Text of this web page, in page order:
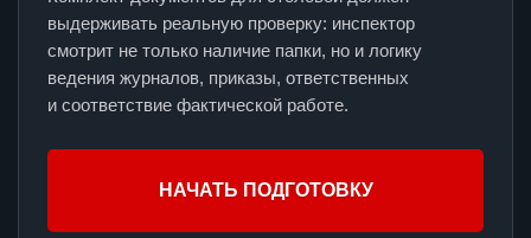
выдерживать реальную проверку: инспектор
смотрит не только наличие папки, но и логику
ведения журналов, приказы, ответственных
и соответствие фактической работе.
НАЧАТЬ ПОДГОТОВКУ